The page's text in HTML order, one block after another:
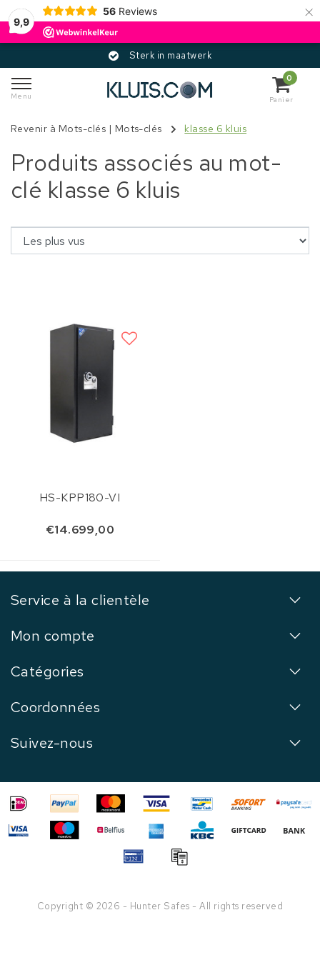
9,9
56 Reviews ×
Sterk in maatwerk
Menu
0
Panier
Revenir à Mots-clés | Mots-clés klasse 6 kluis
Produits associés au mot-
clé klasse 6 kluis
HS-KPP180-VI
€14.699,00
Service à la clientèle
Mon compte
Catégories
Coordonnées
Suivez-nous
Copyright © 2026 - Hunter Safes - All rights reserved